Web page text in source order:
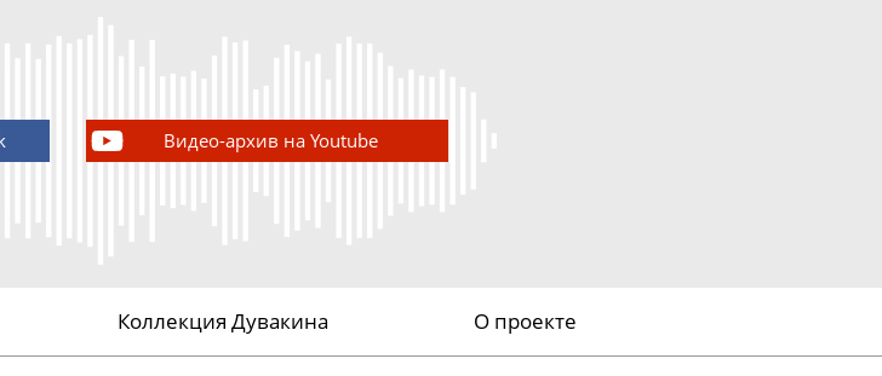
Видео-архив на Youtube
Коллекция Дувакина О проекте